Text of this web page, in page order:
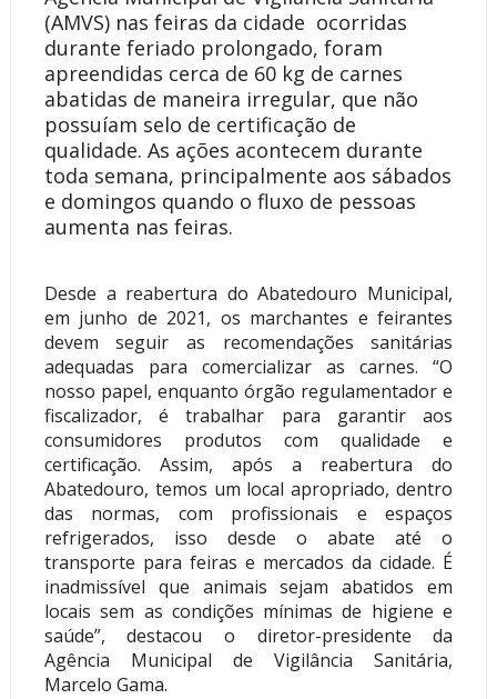
(AMVS) nas feiras da cidade ocorridas
durante feriado prolongado, foram
apreendidas cerca de 60 kg de carnes
abatidas de maneira irregular, que não
possuíam selo de certificação de
qualidade. As ações acontecem durante
toda semana, principalmente aos sábados
e domingos quando o fluxo de pessoas
aumenta nas feiras.
Desde a reabertura do Abatedouro Municipal,
em junho de 2021, os marchantes e feirantes
devem seguir as recomendações sanitárias
adequadas para comercializar as carnes. “O
nosso papel, enquanto órgão regulamentador e
fiscalizador, é trabalhar para garantir aos
consumidores produtos com qualidade e
certificação. Assim, após a reabertura do
Abatedouro, temos um local apropriado, dentro
das normas, com profissionais e espaços
refrigerados, isso desde o abate até o
transporte para feiras e mercados da cidade. É
inadmissível que animais sejam abatidos em
locais sem as condições mínimas de higiene e
saúde”, destacou o diretor-presidente da
Agência Municipal de Vigilância Sanitária,
Marcelo Gama.